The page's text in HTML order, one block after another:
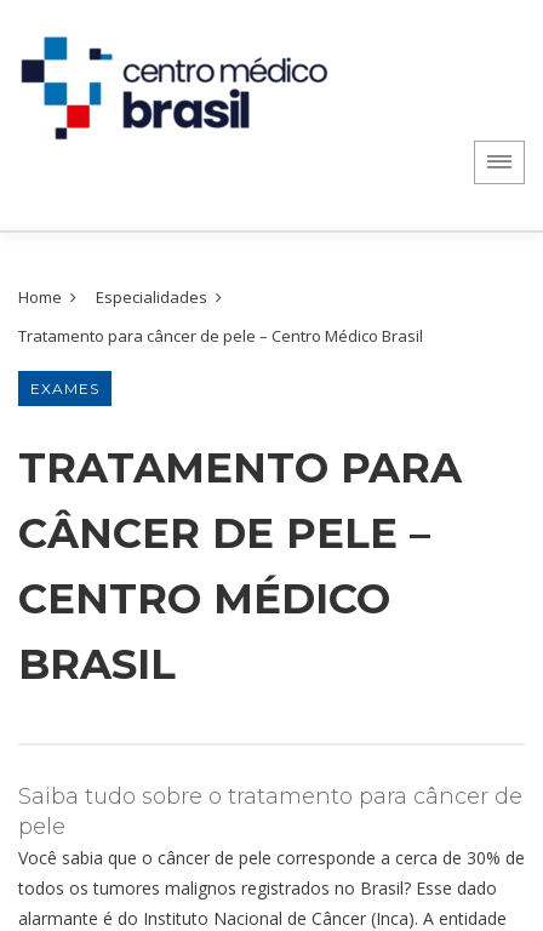
Home
Especialidades
Tratamento para câncer de pele – Centro Médico Brasil
EXAMES
TRATAMENTO PARA
CÂNCER DE PELE –
CENTRO MÉDICO
BRASIL
Saiba tudo sobre o tratamento para câncer de
pele
Você sabia que o câncer de pele corresponde a cerca de 30% de
todos os tumores malignos registrados no Brasil? Esse dado
alarmante é do Instituto Nacional de Câncer (Inca). A entidade